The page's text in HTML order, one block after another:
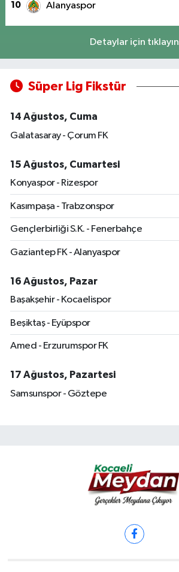
10 Alanyaspor
Detaylar için tıklayın
Süper Lig Fikstür
14 Ağustos, Cuma
Galatasaray - Çorum FK
15 Ağustos, Cumartesi
Konyaspor - Rizespor
Kasımpaşa - Trabzonspor
Gençlerbirliği S.K. - Fenerbahçe
Gaziantep FK - Alanyaspor
16 Ağustos, Pazar
Başakşehir - Kocaelispor
Beşiktaş - Eyüpspor
Amed - Erzurumspor FK
17 Ağustos, Pazartesi
Samsunspor - Göztepe